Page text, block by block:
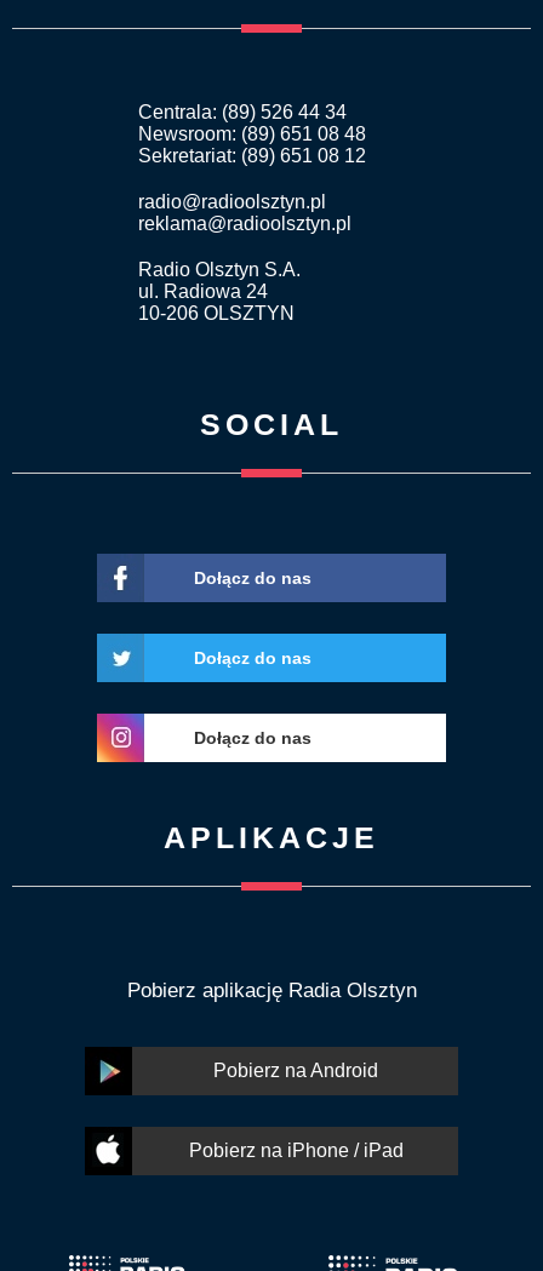
Centrala: (89) 526 44 34
Newsroom: (89) 651 08 48
Sekretariat: (89) 651 08 12
radio@radioolsztyn.pl
reklama@radioolsztyn.pl
Radio Olsztyn S.A.
ul. Radiowa 24
10-206 OLSZTYN
SOCIAL
Dołącz do nas
Dołącz do nas
Dołącz do nas
APLIKACJE
Pobierz aplikację Radia Olsztyn
Pobierz na Android
Pobierz na iPhone / iPad